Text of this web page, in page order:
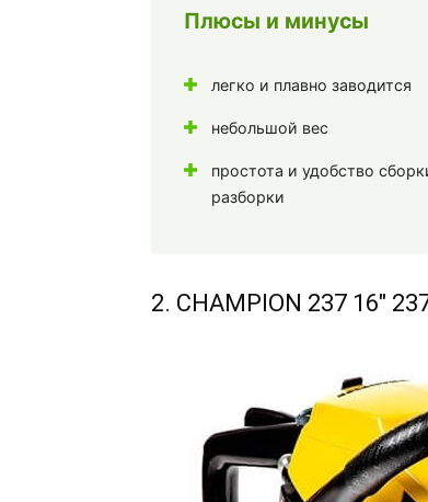
Плюсы и минусы
легко и плавно заводится
небольшой вес
простота и удобство
разборки
2. CHAMPION 237 16"